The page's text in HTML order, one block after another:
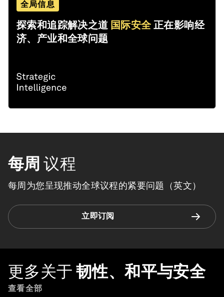
全局信息
探索和追踪解决之道 国际安全正在影响经
济、产业和全球问题
每周 议程
每周为您呈现推动全球议程的紧要问题（英文）
立即订阅
更多关于 韧性、和平与安全
查看全部